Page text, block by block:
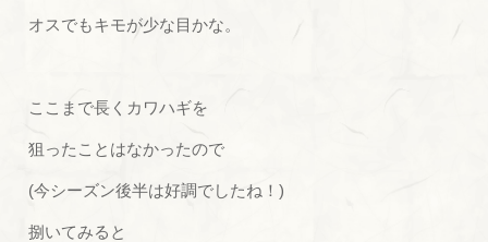
オスでもキモが少な目かな。
ここまで長くカワハギを
狙ったことはなかったので
(今シーズン後半は好調でしたね！)
捌いてみると